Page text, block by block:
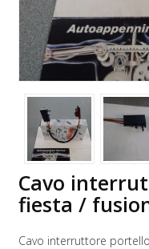
Cavo
fiesta /
Cavo interruttore